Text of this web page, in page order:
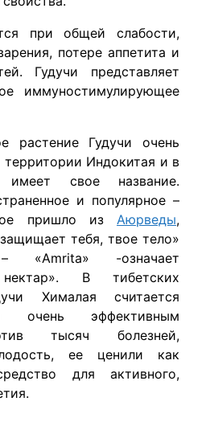
при общей слабости,
потере аппетита и
Гудучи представляет
иммуностимулирующее
растение Гудучи очень
территории Индокитая и в
свое название.
и популярное –
пришло из Аюрведы,
тебя, твое тело»
-означает
нектар». В тибетских
Хималая считается
очень эффективным
тысяч болезней,
ее ценили как
для активного,